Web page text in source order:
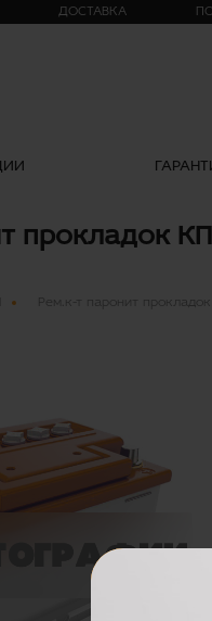
ДОСТАВКА
прокладок
Рем.к-т паронит